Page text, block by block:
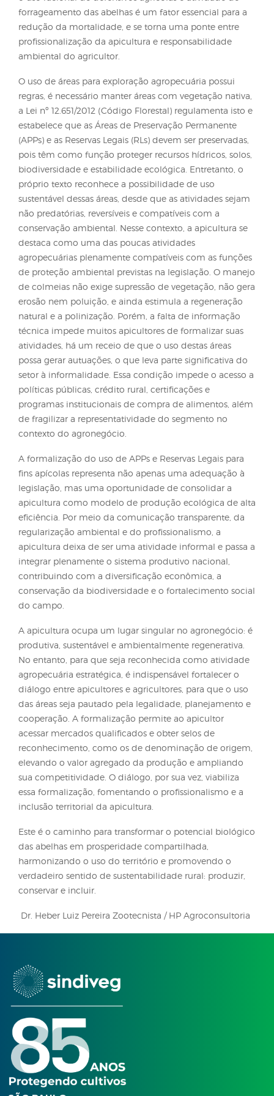
o aumento da produtividade e da qualidade dos
e grãos por meio da polinização, enquanto o
disponibiliza acesso a floradas cultivadas,
observando o que ocorre ao redor e quem transita
área.
A formalização atesta o sucesso do diálogo:
cooperação e termos de uso formalizados
segurança jurídica para o apicultor, reduzem
penalizações ambientais e ampliam o
da apicultura como atividade integrante do
agropecuário. Além disso, o entendimento mútuo
o uso racional de defensivos agrícolas e atividade
forrageamento das abelhas é um fator essencial
redução da mortalidade, e se torna uma ponte
profissionalização da apicultura e responsabilidade
ambiental do agricultor.
O uso de áreas para exploração agropecuária
regras, é necessário manter áreas com vegetação
a Lei nº 12.651/2012 (Código Florestal) regulamenta
estabelece que as Áreas de Preservação
(APPs) e as Reservas Legais (RLs) devem ser
pois têm como função proteger recursos hídricos,
biodiversidade e estabilidade ecológica.
próprio texto reconhece a possibilidade de uso
sustentável dessas áreas, desde que as atividades
não predatórias, reversíveis e compatíveis com a
conservação ambiental. Nesse contexto, a
destaca como uma das poucas atividades
agropecuárias plenamente compatíveis com as
de proteção ambiental previstas na legislação. O
de colmeias não exige supressão de vegetação,
erosão nem poluição, e ainda estimula a
natural e a polinização. Porém, a falta de
técnica impede muitos apicultores de formalizar
atividades, há um receio de que o uso destas áreas
possa gerar autuações, o que leva parte
setor à informalidade. Essa condição impede o
políticas públicas, crédito rural, certificações e
programas institucionais de compra de alimentos,
de fragilizar a representatividade do segmento no
contexto do agronegócio.
A formalização do uso de APPs e Reservas Legais
fins apícolas representa não apenas uma
apicultura como modelo de produção ecológica
eficiência. Por meio da comunicação
regularização ambiental e do profissionalismo, a
apicultura deixa de ser uma atividade informal e
contribuindo com a diversificação econômica, a
conservação da biodiversidade e o fortalecimento
A apicultura ocupa um lugar singular no
produtiva, sustentável e ambientalmente
No entanto, para que seja reconhecida como
agropecuária estratégica, é indispensável fortalecer
diálogo entre apicultores e agricultores, para que o
das áreas seja pautado pela legalidade,
cooperação. A formalização permite ao apicultor